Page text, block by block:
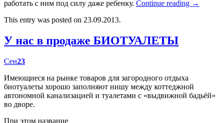
работать с ним под силу даже ребенку. Continue reading →
This entry was posted on 23.09.2013.
У нас в продаже БИОТУАЛЕТЫ
Сен23
Имеющиеся на рынке товаров для загородного отдыха
биотуалеты хорошо заполняют нишу между коттеджной
автономной канализацией и туалетами с «выдвижной бадьёй»
во дворе.
При этом название